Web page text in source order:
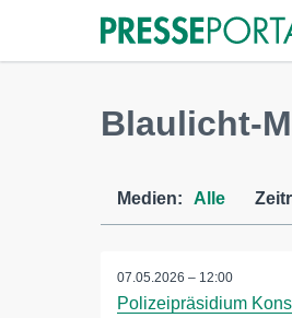
Blaulicht-
Medien: Alle
07.05.2026 – 12:00
Polizeipräsidium